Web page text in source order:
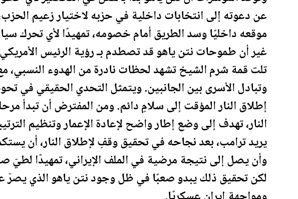
عن دعوته إلى انتخابات داخلية في حزبه لاختيار زعيم
موقعه داخليًا وسد الطريق أمام خصومه، تمهيدًا لأي تحرك
غير أن طموحات نتن ياهو قد تصطدم بـ رؤية الرئيس الأمريكي
تلت قمة شرم الشيخ تشهد لحظاتنادرةمن الهدوء
وتبادل الأسرى بين الجانبين. ويتمثل التحدي الحقيقي في
إطلاق النار المؤقت إلى سلامٍ دائم. ومن المفترض أن تبدأ
النار، تهدف إلى وضع إطار واضح لإعادة الإعمار وتنظيم
يريدترامب، بعد نجاحه في تحقيق وقفٍ لإطلاق النار، أن
وأن يصل إلى نتيجة مرضية في الملف الإيراني، تمهيدًا لطيّ
لكن تحقيق ذلك يبدو صعبًا في ظل وجود نتن ياهو الذي يصرّ